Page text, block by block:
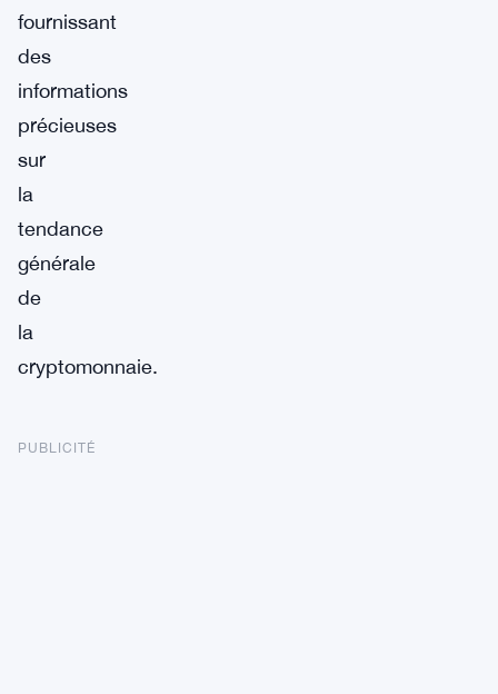
fournissant
des
informations
précieuses
sur
la
tendance
générale
de
la
cryptomonnaie.
PUBLICITÉ